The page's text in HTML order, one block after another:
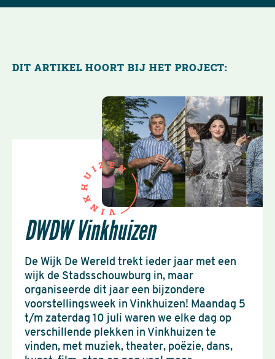
DIT ARTIKEL HOORT BIJ HET PROJECT:
DWDW Vinkhuizen
De Wijk De Wereld trekt ieder jaar met een
wijk de Stadsschouwburg in, maar
organiseerde dit jaar een bijzondere
voorstellingsweek in Vinkhuizen! Maandag 5
t/m zaterdag 10 juli waren we elke dag op
verschillende plekken in Vinkhuizen te
vinden, met muziek, theater, poëzie, dans,
V
I
N
K
H
U
IZEN